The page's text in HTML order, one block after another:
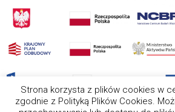
Strona korzysta z plików cookies w
zgodnie z Polityką Plików Cookies.